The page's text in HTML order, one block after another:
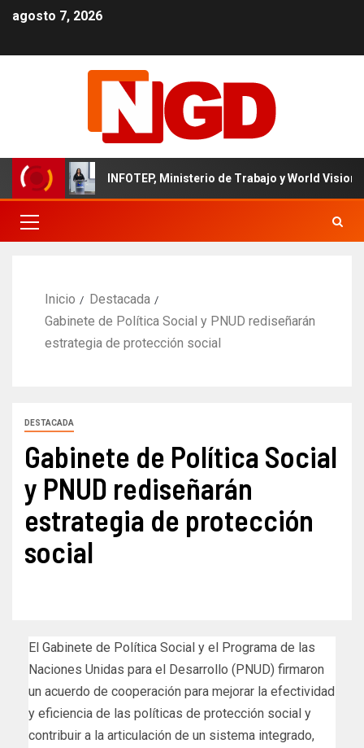
agosto 7, 2026
INFOTEP, Ministerio de Trabajo y World Vision
Inicio
Destacada
Gabinete de Política Social y PNUD rediseñarán
estrategia de protección social
DESTACADA
Gabinete de Política Social
y PNUD rediseñarán
estrategia de protección
social
El Gabinete de Política Social y el Programa de las
Naciones Unidas para el Desarrollo (PNUD) firmaron
un acuerdo de cooperación para mejorar la efectividad
y eficiencia de las políticas de protección social y
contribuir a la articulación de un sistema integrado,